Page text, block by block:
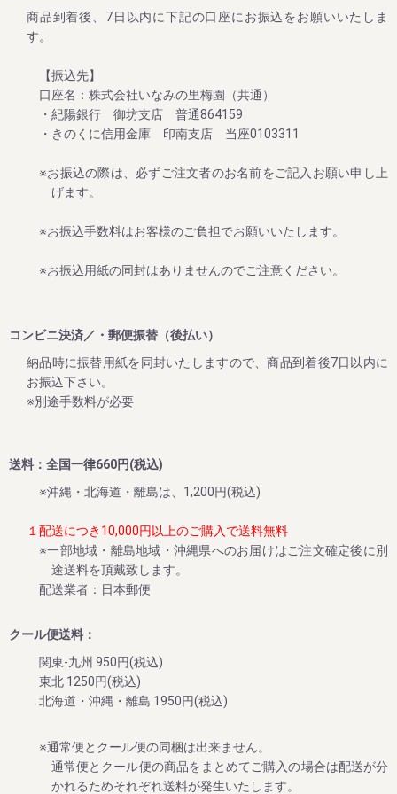
10月1日より商品の価格改正（値上げ）を行わせていただき
ますので、何卒ご理解くださいますようお願い申し上げま
2024/06/12
夏のお買い得企画：ご家庭用梅干しが大変お買い得！ ～夏
のダブル企画のご案内～
これからますます暑くなりますが、夏バテ・熱中症対策にぜ
ひご賞味ください。
８月末までに早期ご予約承り中!!
今まさに収穫中の2024年の梅干しを、昔ながらのしそ味で漬
け込んだ、紀州南高梅 しそ漬け 1.2kg。
そんな想いで、今年も早期ご予約スタート!!!!
2024/06/04
新食感冷凍スイーツ「生クリームぱんだ」の販売を再開しま
した
今回、生クリームぱんだ（青うめ、柚子、みかん味）の販売
を再開させていただきました。
これから暑い日々が続きますので、ぜひ和歌山特産品の冷た
オンラインショップで「THE梅干ししょっぱMAX」の販売開
始のお知らせ
商品到着後、7日以内に下記の口座にお振込をお願いいたしま
す。
【振込先】
口座名：株式会社いなみの里梅園（共通）
・紀陽銀行 御坊支店 普通864159
・きのくに信用金庫 印南支店 当座0103311
※お振込の際は、必ずご注文者のお名前をご記入お願い申し上
げます。
※お振込手数料はお客様のご負担でお願いいたします。
※お振込用紙の同封はありませんのでご注意ください。
コンビニ決済／・郵便振替（後払い）
納品時に振替用紙を同封いたしますので、商品到着後7日以内に
お振込下さい。
※別途手数料が必要
送料：全国一律660円(税込)
※沖縄・北海道・離島は、1,200円(税込)
１配送につき10,000円以上のご購入で送料無料
※一部地域・離島地域・沖縄県へのお届けはご注文確定後に別
途送料を頂戴致します。
配送業者：日本郵便
クール便送料：
関東-九州 950円(税込)
東北 1250円(税込)
北海道・沖縄・離島 1950円(税込)
※通常便とクール便の同梱は出来ません。
通常便とクール便の商品をまとめてご購入の場合は配送が分
かれるためそれぞれ送料が発生いたします。